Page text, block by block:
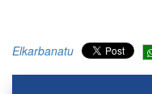
Elkarbanatu